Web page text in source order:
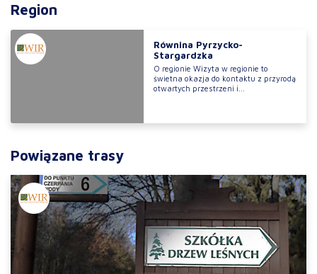
Region
Równina Pyrzycko-
Stargardzka
O regionie Wizyta w regionie to
świetna okazja do kontaktu z przyrodą
otwartych przestrzeni i...
Powiązane trasy